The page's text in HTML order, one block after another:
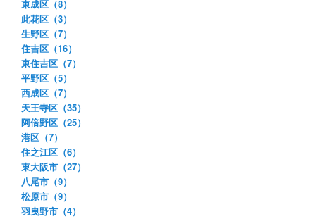
東成区（8）
此花区（3）
生野区（7）
住吉区（16）
東住吉区（7）
平野区（5）
西成区（7）
天王寺区（35）
阿倍野区（25）
港区（7）
住之江区（6）
東大阪市（27）
八尾市（9）
松原市（9）
羽曳野市（4）